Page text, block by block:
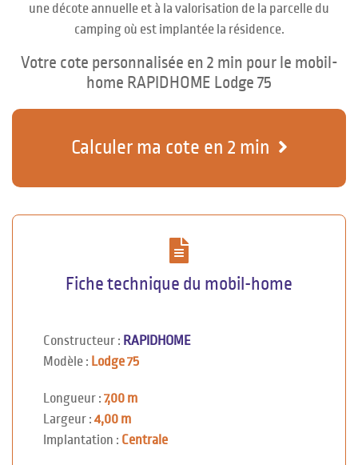
une décote annuelle et à la valorisation de la parcelle du
camping où est implantée la résidence.
Votre cote personnalisée en 2 min pour le mobil-
home RAPIDHOME Lodge 75
Calculer ma cote en 2 min
Fiche technique du mobil-home
Constructeur : RAPIDHOME
Modèle : Lodge 75
Longueur : 7,00 m
Largeur : 4,00 m
Implantation : Centrale